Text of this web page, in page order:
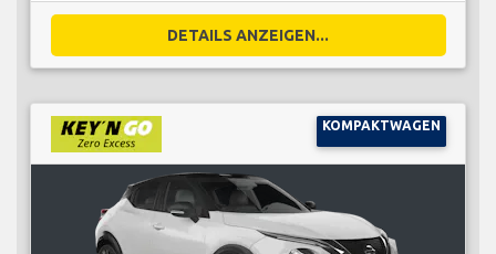
DETAILS ANZEIGEN...
KOMPAKTWAGEN